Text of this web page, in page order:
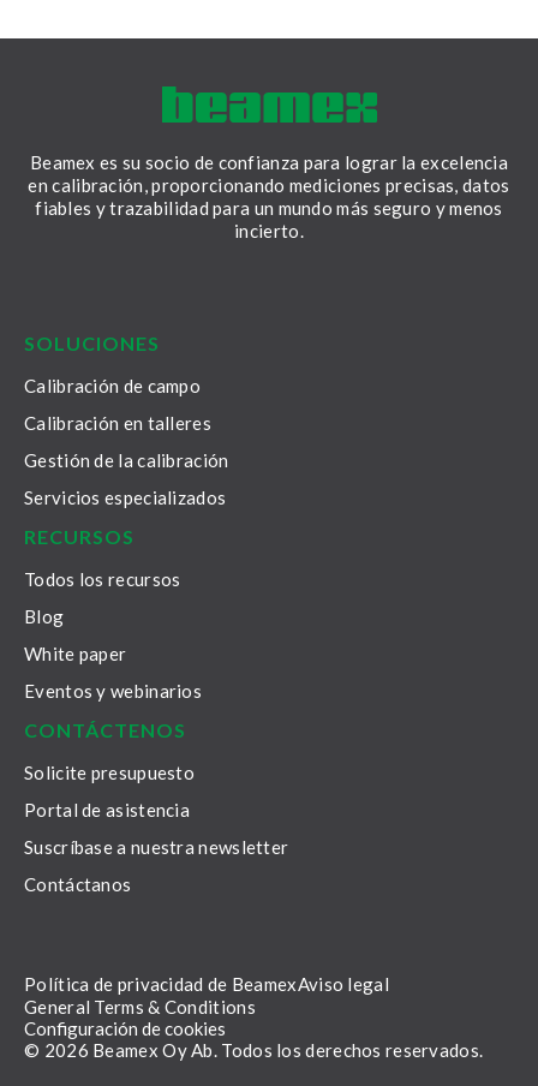
Beamex es su socio de confianza para lograr la excelencia
en calibración, proporcionando mediciones precisas, datos
fiables y trazabilidad para un mundo más seguro y menos
incierto.
SOLUCIONES
Calibración de campo
Calibración en talleres
Gestión de la calibración
Servicios especializados
RECURSOS
Todos los recursos
Blog
White paper
Eventos y webinarios
CONTÁCTENOS
Solicite presupuesto
Portal de asistencia
Suscríbase a nuestra newsletter
Contáctanos
© 2026 Beamex Oy Ab. Todos los derechos reservados.
Política de privacidad de BeamexAviso legal
General Terms & Conditions
Configuración de cookies